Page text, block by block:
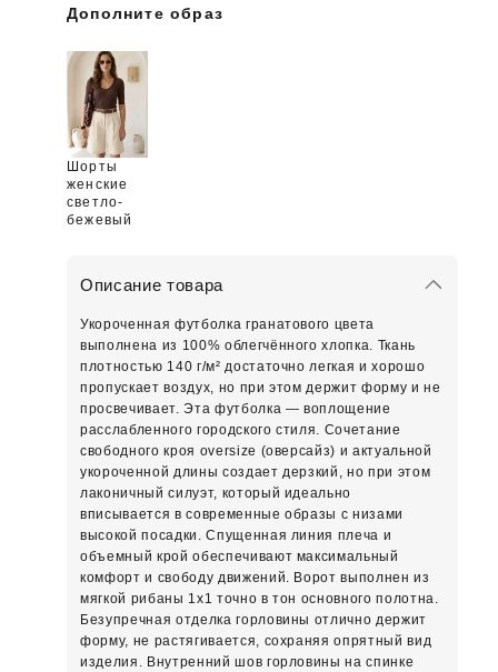
Дополните образ
Шорты
женские
светло-
бежевый
Описание товара
Укороченная футболка гранатового цвета
выполнена из 100% облегчённого хлопка. Ткань
плотностью 140 г/м² достаточно легкая и хорошо
пропускает воздух, но при этом держит форму и не
просвечивает. Эта футболка — воплощение
расслабленного городского стиля. Сочетание
свободного кроя oversize (оверсайз) и актуальной
укороченной длины создает дерзкий, но при этом
лаконичный силуэт, который идеально
вписывается в современные образы с низами
высокой посадки. Спущенная линия плеча и
объемный крой обеспечивают максимальный
комфорт и свободу движений. Ворот выполнен из
мягкой рибаны 1х1 точно в тон основного полотна.
Безупречная отделка горловины отлично держит
форму, не растягивается, сохраняя опрятный вид
изделия. Внутренний шов горловины на спинке